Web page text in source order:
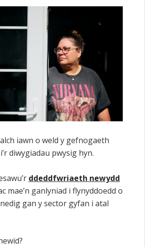
iawn o weld y gefnogaeth
diwygiadau pwysig hyn.
ddeddfwriaeth newydd
mae’n ganlyniad i flynyddoedd o
gan y sector gyfan i atal